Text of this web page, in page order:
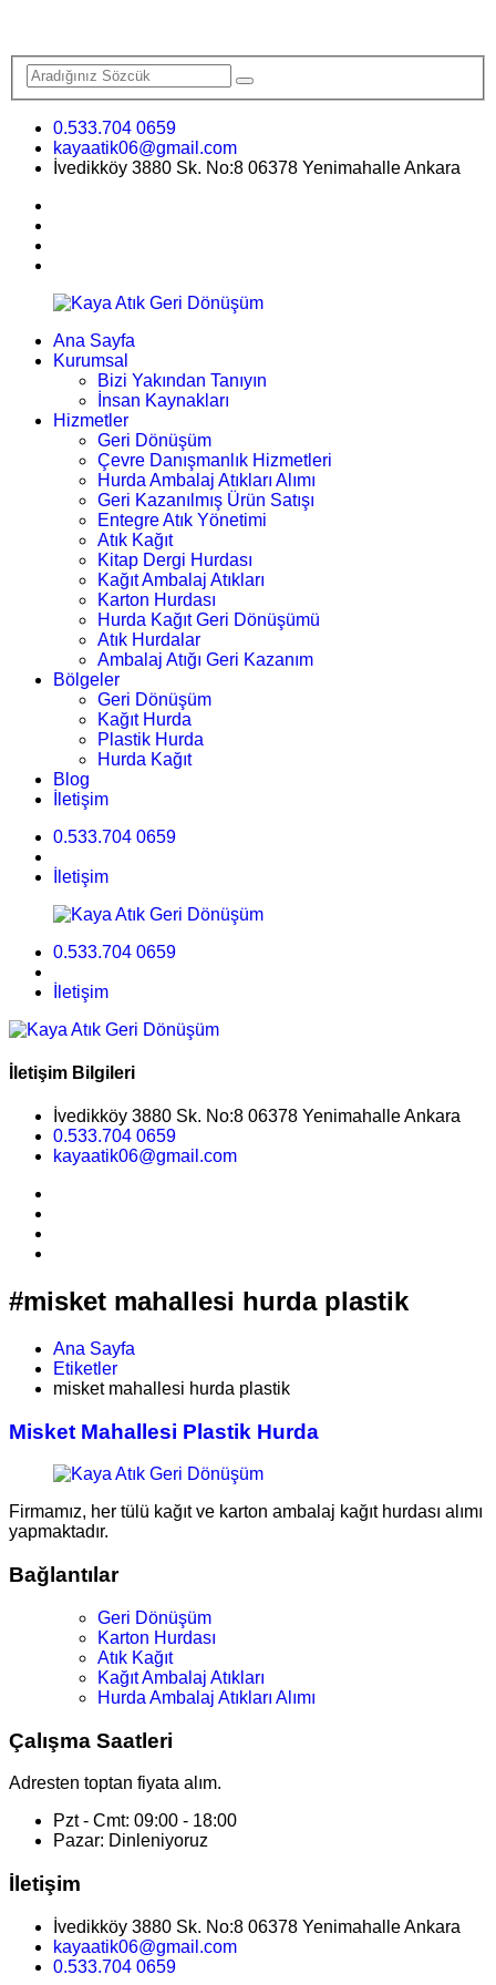
0.533.704 0659
kayaatik06@gmail.com
İvedikköy 3880 Sk. No:8 06378 Yenimahalle Ankara
Ana Sayfa
Kurumsal
Bizi Yakından Tanıyın
İnsan Kaynakları
Hizmetler
Geri Dönüşüm
Çevre Danışmanlık Hizmetleri
Hurda Ambalaj Atıkları Alımı
Geri Kazanılmış Ürün Satışı
Entegre Atık Yönetimi
Atık Kağıt
Kitap Dergi Hurdası
Kağıt Ambalaj Atıkları
Karton Hurdası
Hurda Kağıt Geri Dönüşümü
Atık Hurdalar
Ambalaj Atığı Geri Kazanım
Bölgeler
Geri Dönüşüm
Kağıt Hurda
Plastik Hurda
Hurda Kağıt
Blog
İletişim
0.533.704 0659
İletişim
0.533.704 0659
İletişim
İletişim Bilgileri
İvedikköy 3880 Sk. No:8 06378 Yenimahalle Ankara
0.533.704 0659
kayaatik06@gmail.com
#misket mahallesi hurda plastik
Ana Sayfa
Etiketler
misket mahallesi hurda plastik
Misket Mahallesi Plastik Hurda
Firmamız, her tülü kağıt ve karton ambalaj kağıt hurdası alımı
yapmaktadır.
Bağlantılar
Geri Dönüşüm
Karton Hurdası
Atık Kağıt
Kağıt Ambalaj Atıkları
Hurda Ambalaj Atıkları Alımı
Çalışma Saatleri
Adresten toptan fiyata alım.
Pzt - Cmt: 09:00 - 18:00
Pazar: Dinleniyoruz
İletişim
İvedikköy 3880 Sk. No:8 06378 Yenimahalle Ankara
kayaatik06@gmail.com
0.533.704 0659